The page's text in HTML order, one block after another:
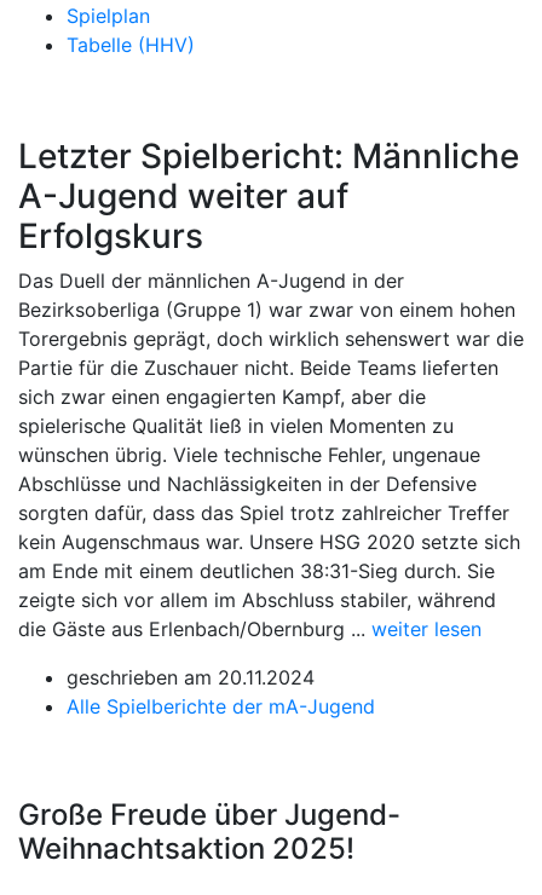
Spielplan
Tabelle (HHV)
Letzter Spielbericht: Männliche
A-Jugend weiter auf
Erfolgskurs
Das Duell der männlichen A-Jugend in der
Bezirksoberliga (Gruppe 1) war zwar von einem hohen
Torergebnis geprägt, doch wirklich sehenswert war die
Partie für die Zuschauer nicht. Beide Teams lieferten
sich zwar einen engagierten Kampf, aber die
spielerische Qualität ließ in vielen Momenten zu
wünschen übrig. Viele technische Fehler, ungenaue
Abschlüsse und Nachlässigkeiten in der Defensive
sorgten dafür, dass das Spiel trotz zahlreicher Treffer
kein Augenschmaus war. Unsere HSG 2020 setzte sich
am Ende mit einem deutlichen 38:31-Sieg durch. Sie
zeigte sich vor allem im Abschluss stabiler, während
die Gäste aus Erlenbach/Obernburg ... weiter lesen
geschrieben am 20.11.2024
Alle Spielberichte der mA-Jugend
Große Freude über Jugend-
Weihnachtsaktion 2025!